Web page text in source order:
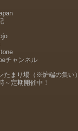
チャンネル
たまり場（※炉端の集い）
～定期開催中！